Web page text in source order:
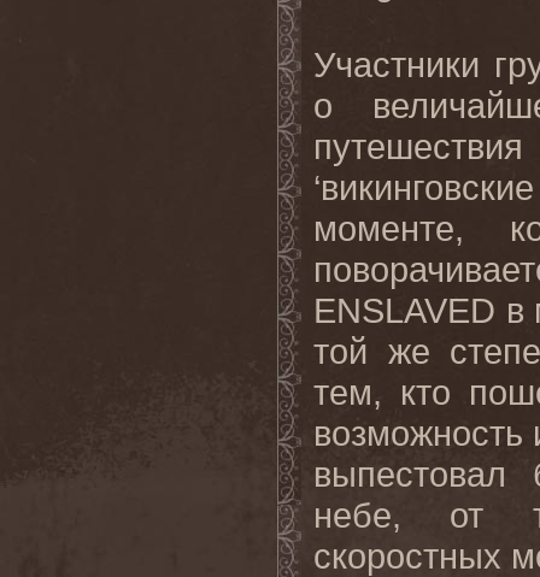
Участники
о
моменте,
ENSLAVED в
той же
тем, кто
возможность
небе, от
скоростных